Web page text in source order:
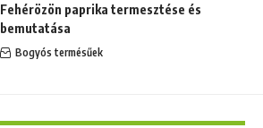
Fehérözön paprika termesztése és
bemutatása
Bogyós termésűek